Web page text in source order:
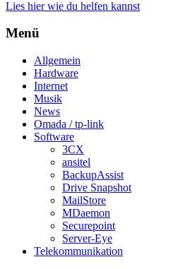
Lies hier wie du helfen kannst
Menü
Allgemein
Hardware
Internet
Musik
News
Omada / tp-link
Software
3CX
ansitel
BackupAssist
Drive Snapshot
MailStore
MDaemon
Securepoint
Server-Eye
Telekommunikation